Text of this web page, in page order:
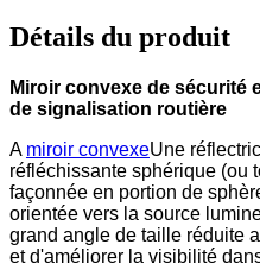
Détails du produit
Miroir convexe de sécurité
de signalisation routière
A miroir convexeUne
réfléchissante sphérique (ou
façonnée en portion de
orientée vers la source
grand angle de taille réduite
et d'améliorer la visibilité